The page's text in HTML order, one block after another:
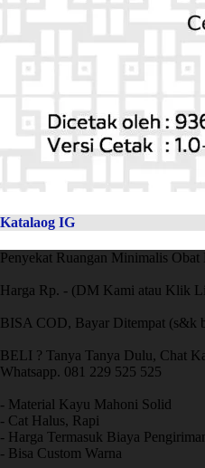
Katalaog IG
Penyekat Ruangan Minimalis Obat
Harga Rp. - (DM Kami atau Klik
BISA COD, Bayar Ditempat (s&k
BELI ? Tanya Tanya Dulu, Chat
Whatsapp. 081 229 525 525
- Material Kayu Mahoni Solid
- Cat Halus, Rapi
- Harga Termasuk Biaya
- Bisa Custom Warna